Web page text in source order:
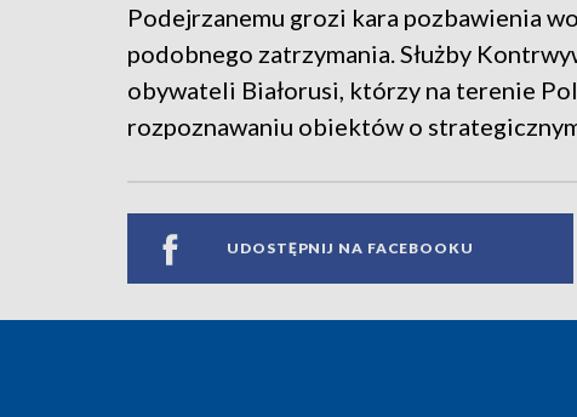
Podejrzanemu grozi kara pozbawienia
podobnego zatrzymania. Służby
obywateli Białorusi, którzy na terenie
rozpoznawaniu obiektów o
UDOSTĘPNIJ NA FACEBOOKU